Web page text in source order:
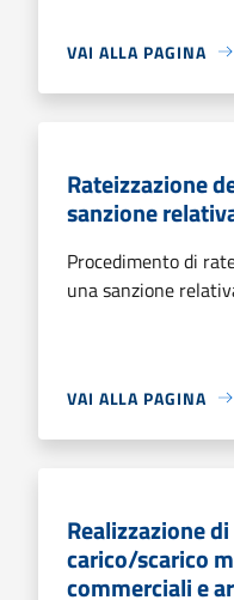
VAI ALLA PAGINA
Rateizzazione
sanzione
Procedimento di
una sanzione
VAI ALLA PAGINA
Realizzazione
carico/scarico
commerciali e